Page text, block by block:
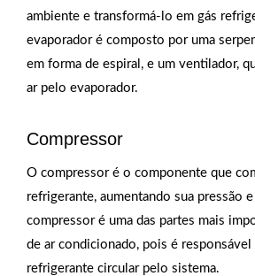
ambiente e transformá-lo em gás
evaporador é composto por uma
em forma de espiral, e um ventilador,
ar pelo evaporador.
Compressor
O compressor é o componente que
refrigerante, aumentando sua pressão
compressor é uma das partes mais
de ar condicionado, pois é responsável
refrigerante circular pelo sistema.